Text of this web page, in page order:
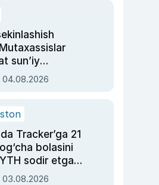
sun’iy
boshqara
xavotir
04.08.2026
Tracker’ga 21
bolasini
sodir etgan
hukmi o‘qildi
03.08.2026